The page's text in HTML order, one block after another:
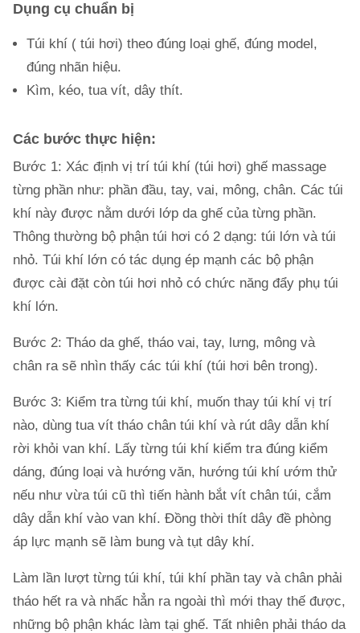
Dụng cụ chuẩn bị
Túi khí ( túi hơi) theo đúng loại ghế, đúng model,
đúng nhãn hiệu.
Kìm, kéo, tua vít, dây thít.
Các bước thực hiện:
Bước 1: Xác định vị trí túi khí (túi hơi) ghế massage
từng phần như: phần đầu, tay, vai, mông, chân. Các túi
khí này được nằm dưới lớp da ghế của từng phần.
Thông thường bộ phận túi hơi có 2 dạng: túi lớn và túi
nhỏ. Túi khí lớn có tác dụng ép mạnh các bộ phận
được cài đặt còn túi hơi nhỏ có chức năng đẩy phụ túi
khí lớn.
Bước 2: Tháo da ghế, tháo vai, tay, lưng, mông và
chân ra sẽ nhìn thấy các túi khí (túi hơi bên trong).
Bước 3: Kiểm tra từng túi khí, muốn thay túi khí vị trí
nào, dùng tua vít tháo chân túi khí và rút dây dẫn khí
rời khỏi van khí. Lấy từng túi khí kiểm tra đúng kiểm
dáng, đúng loại và hướng văn, hướng túi khí ướm thử
nếu như vừa túi cũ thì tiến hành bắt vít chân túi, cắm
dây dẫn khí vào van khí. Đồng thời thít dây đề phòng
áp lực mạnh sẽ làm bung và tụt dây khí.
Làm lần lượt từng túi khí, túi khí phần tay và chân phải
tháo hết ra và nhấc hẳn ra ngoài thì mới thay thế được,
những bộ phận khác làm tại ghế. Tất nhiên phải tháo da